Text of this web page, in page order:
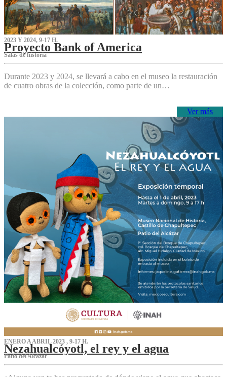
2023 Y 2024, 9-17 H.
Proyecto Bank of America
S‌alas de historia
Durante 2023 y 2024, se llevará a cabo en el museo la restauración
de cuatro obras de la colección, como parte de un…
Ver más
ENERO A ABRIL 2023 , 9-17 H.
Nezahualcóyotl, el rey y el agua
Patio del Alcázar